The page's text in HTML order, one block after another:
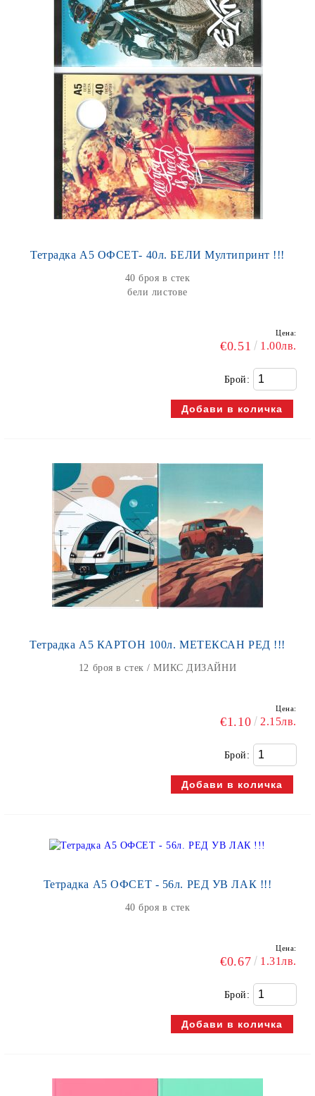
Тетрадка А5 ОФСЕТ- 40л. БЕЛИ Мултипринт !!!
40 броя в стек
бели листове
Цена:
€0.51 1.00лв.
Брой:
Тетрадка А5 КАРТОН 100л. МЕТЕКСАН РЕД !!!
12 броя в стек / МИКС ДИЗАЙНИ
Цена:
€1.10 2.15лв.
Брой:
Тетрадка А5 ОФСЕТ - 56л. РЕД УВ ЛАК !!!
40 броя в стек
Цена:
€0.67 1.31лв.
Брой: